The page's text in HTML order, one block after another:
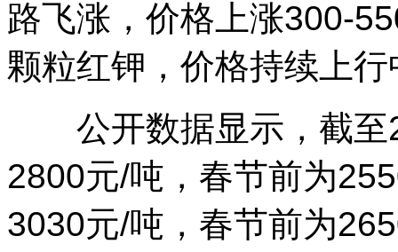
路飞涨，价格上涨300-
颗粒红钾，价格持续上
公开数据显示，截至2
2800元/吨，春节前为
3030元/吨，春节前为